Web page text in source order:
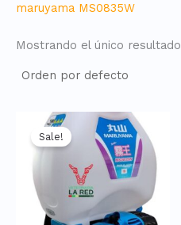
maruyama MS0835W
Mostrando el único resultado
Sale!